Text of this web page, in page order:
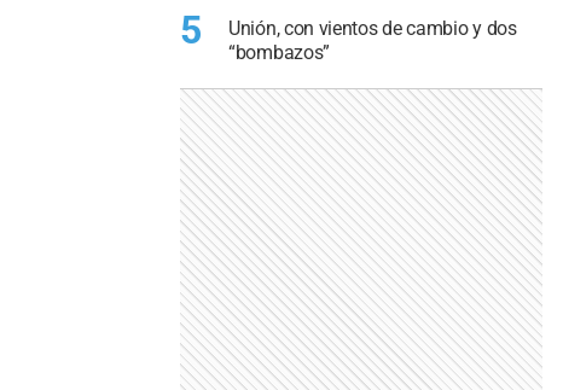
5
Unión, con vientos de cambio y dos
“bombazos”